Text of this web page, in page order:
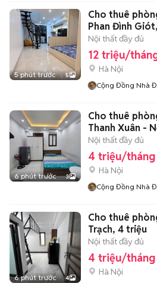
5 phút trước 5
Cho thuê
Phan Đình
Nội thất đầy đủ
12 triệu/
Hà Nội
Cộng Đồng Nhà
6 phút trước 3
Cho thuê
Thanh Xuân -
Nội thất đầy đủ
4 triệu/tháng
Hà Nội
Cộng Đồng Nhà
6 phút trước 4
Cho thuê
Trạch, 4 triệu
Nội thất đầy đủ
4 triệu/tháng
Hà Nội